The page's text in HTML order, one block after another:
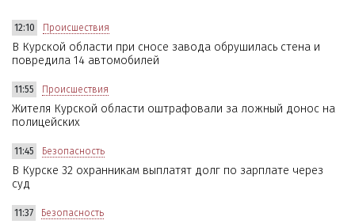
12:10 Происшествия
В Курской области при сносе завода обрушилась стена и
повредила 14 автомобилей
11:55 Происшествия
Жителя Курской области оштрафовали за ложный донос на
полицейских
11:45 Безопасность
В Курске 32 охранникам выплатят долг по зарплате через
суд
11:37 Безопасность